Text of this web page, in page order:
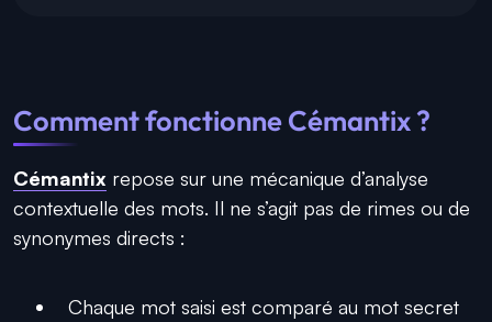
Comment fonctionne Cémantix ?
Cémantix repose sur une mécanique d’analyse
contextuelle des mots. Il ne s’agit pas de rimes ou de
synonymes directs :
Chaque mot saisi est comparé au mot secret